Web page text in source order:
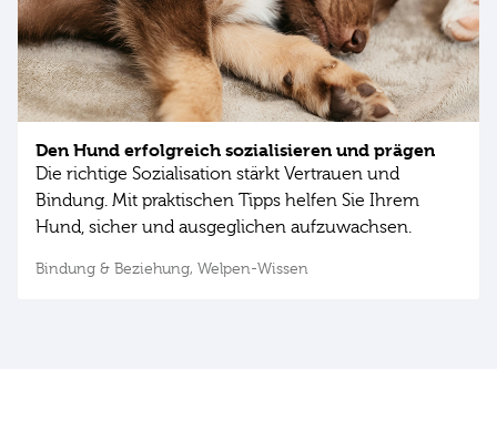
Den Hund erfolgreich sozialisieren und prägen
Die richtige Sozialisation stärkt Vertrauen und
Bindung. Mit praktischen Tipps helfen Sie Ihrem
Hund, sicher und ausgeglichen aufzuwachsen.
Bindung & Beziehung, Welpen-Wissen